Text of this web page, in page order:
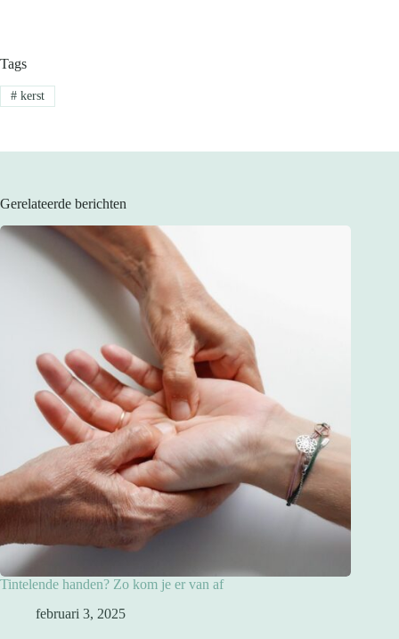
Tags
#kerst
Gerelateerde berichten
Tintelende handen? Zo kom je er van af
februari 3, 2025